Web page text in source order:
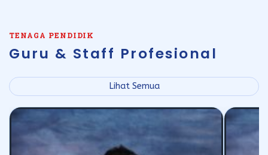
TENAGA PENDIDIK
Guru & Staff Profesional
Lihat Semua